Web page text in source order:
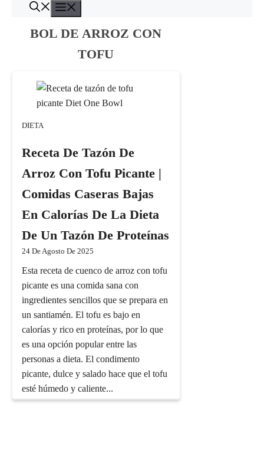
Saltar
contenido
BOL DE ARROZ CON
TOFU
DIETA
Receta De Tazón De
Arroz Con Tofu Picante |
Comidas Caseras Bajas
En Calorías De La Dieta
De Un Tazón De Proteínas
24 De Agosto De 2025
Esta receta de cuenco de arroz con tofu
picante es una comida sana con
ingredientes sencillos que se prepara en
un santiamén. El tofu es bajo en
calorías y rico en proteínas, por lo que
es una opción popular entre las
personas a dieta. El condimento
picante, dulce y salado hace que el tofu
esté húmedo y caliente...